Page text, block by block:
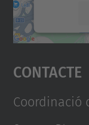
Contacte
Coordinació